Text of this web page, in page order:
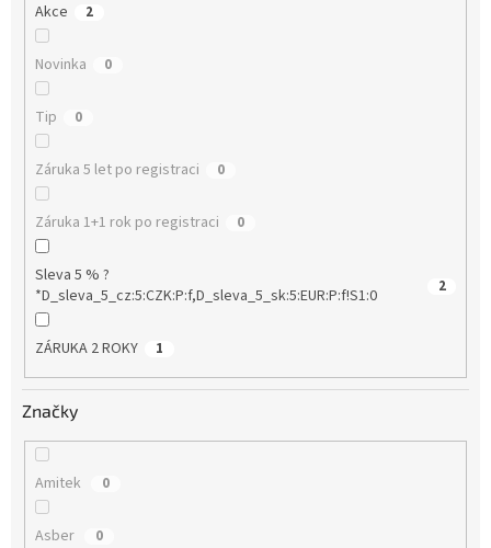
Akce 2
Novinka 0
Tip 0
Záruka 5 let po registraci 0
Záruka 1+1 rok po registraci 0
Sleva 5 % ?
*D_sleva_5_cz:5:CZK:P:f,D_sleva_5_sk:5:EUR:P:f!S1:0
2
ZÁRUKA 2 ROKY 1
Značky
Amitek 0
Asber 0